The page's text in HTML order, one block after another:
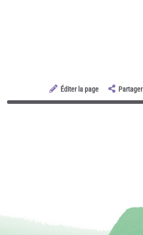
Éditer la page Partager